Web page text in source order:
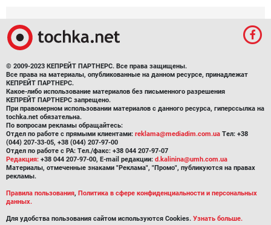
© 2009-2023 КЕПРЕЙТ ПАРТНЕРС. Все права защищены.
Все права на материалы, опубликованные на данном ресурсе, принадлежат
КЕПРЕЙТ ПАРТНЕРС.
Какое-либо использование материалов без письменного разрешения
КЕПРЕЙТ ПАРТНЕРС запрещено.
При правомерном использовании материалов с данного ресурса, гиперссылка на
tochka.net обязательна.
По вопросам рекламы обращайтесь:
Отдел по работе с прямыми клиентами: reklama@mediadim.com.ua Тел: +38
(044) 207-33-05, +38 (044) 207-97-00
Отдел по работе с РА: Тел./факс: +38 044 207-97-07
Редакция: +38 044 207-97-00, E-mail редакции: d.kalinina@umh.com.ua
Материалы, отмеченные знаками "Реклама", "Промо", публикуются на правах
рекламы.
Правила пользования, Политика в сфере конфиденциальности и персональных
данных.
Для удобства пользования сайтом используются Cookies. Узнать больше.